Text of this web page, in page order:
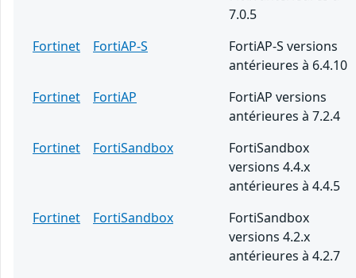
7.0.5
Fortinet
FortiAP-S
FortiAP-S versions
antérieures à 6.4.10
Fortinet
FortiAP
FortiAP versions
antérieures à 7.2.4
Fortinet
FortiSandbox
FortiSandbox
versions 4.4.x
antérieures à 4.4.5
Fortinet
FortiSandbox
FortiSandbox
versions 4.2.x
antérieures à 4.2.7